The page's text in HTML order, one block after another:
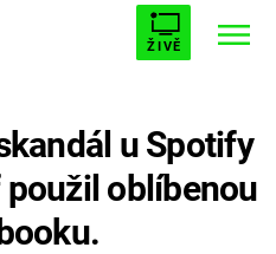
ŽIVĚ
AVENGERS 5
u Spotify
oblíbenou